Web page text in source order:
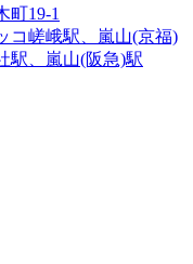
町19-1
コ嵯峨駅、嵐山(京福)
駅、嵐山(阪急)駅